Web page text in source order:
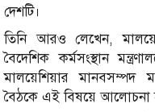
দেশটি।
তিনি আরও লেখেন,
বৈদেশিক কর্মসংস্থান
মালয়েশিয়ার মানবসম্পদ
বৈঠকে এই বিষয়ে আলোচনা